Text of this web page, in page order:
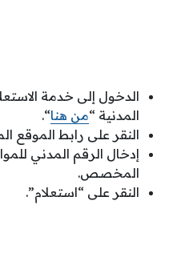
الدخول إلى خدمة
المدنية “من هنا“.
النقر على رابط الموقع
إدخال الرقم المدني
المخصص.
النقر على “استعلام”.